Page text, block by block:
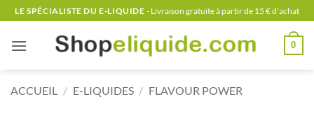
Passer
au
contenu
LE SPÉCIALISTE DU E-LIQUIDE - Livraison gratuite à partir de 15 € d'achat
0
ACCUEIL / E-LIQUIDES / FLAVOUR POWER